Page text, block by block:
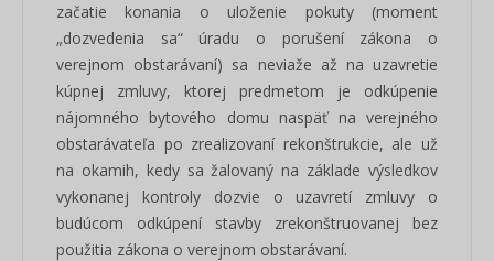
začatie konania o uloženie pokuty (moment
„dozvedenia sa“ úradu o porušení zákona o
verejnom obstarávaní) sa neviaže až na uzavretie
kúpnej zmluvy, ktorej predmetom je odkúpenie
nájomného bytového domu naspäť na verejného
obstarávateľa po zrealizovaní rekonštrukcie, ale už
na okamih, kedy sa žalovaný na základe výsledkov
vykonanej kontroly dozvie o uzavretí zmluvy o
budúcom odkúpení stavby zrekonštruovanej bez
použitia zákona o verejnom obstarávaní.